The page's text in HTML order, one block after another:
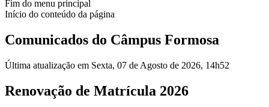
Fim do menu principal
Início do conteúdo da página
Comunicados do Câmpus Formosa
Última atualização em Sexta, 07 de Agosto de 2026, 14h52
Renovação de Matrícula 2026